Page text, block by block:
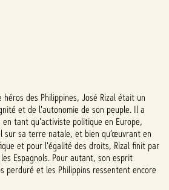
héros des Philippines, José Rizal était un
et de l'autonomie de son peuple. Il a
en tant qu'activiste politique en Europe,
sur sa terre natale, et bien qu’œuvrant en
et pour l'égalité des droits, Rizal finit par
Espagnols. Pour autant, son esprit
perduré et les Philippins ressentent encore